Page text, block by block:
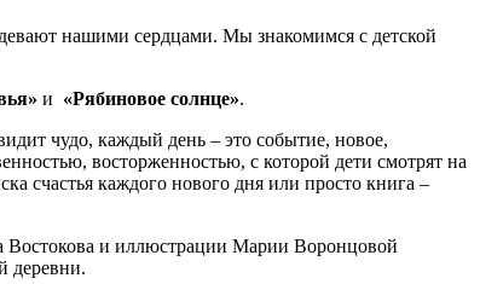
нашими сердцами. Мы знакомимся с детской
и «Рябиновое солнце».
чудо, каждый день – это событие, новое,
восторженностью, с которой дети смотрят на
счастья каждого нового дня или просто книга –
Востокова и иллюстрации Марии Воронцовой
деревни.